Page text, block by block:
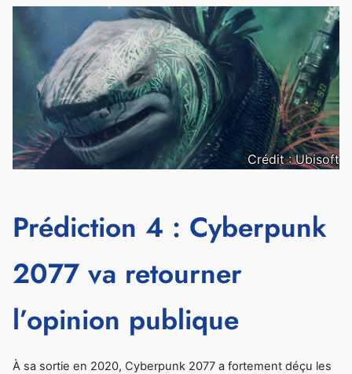
Crédit : Ubisoft
Prédiction 4 : Cyberpunk
2077 va retourner
l’opinion publique
À sa sortie en 2020, Cyberpunk 2077 a fortement déçu les